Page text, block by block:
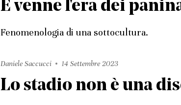
E venne l'era dei
Fenomenologia di una sottocultura.
Daniele Saccucci 14 Settembre 2023
Lo stadio non è una